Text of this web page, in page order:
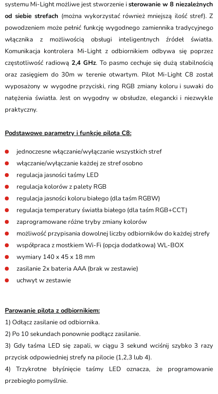
systemu Mi-Light możliwe jest stworzenie isterowanie w 8 niezależnych
od siebie strefach (można wykorzystać również mniejszą ilość stref). Z
powodzeniem może pełnić funkcję wygodnego zamiennika tradycyjnego
włącznika z możliwością obsługi inteligentnych źródeł światła.
Komunikacja kontrolera Mi-Light z odbiornikiem odbywa się poprzez
częstotliwość radiową 2,4 GHz. To pasmo cechuje się dużą stabilnością
oraz zasięgiem do 30m w terenie otwartym. Pilot Mi-Light C8 został
wyposażony w wygodne przyciski, ring RGB zmiany koloru i suwaki do
natężenia światła. Jest on wygodny w obsłudze, elegancki i niezwykle
praktyczny.
Podstawowe parametry i funkcje pilota C8:
jednoczesne włączanie/wyłączanie wszystkich stref
włączanie/wyłączanie każdej ze stref osobno
regulacja jasności taśmy LED
regulacja kolorów z palety RGB
regulacja jasności koloru białego (dla taśm RGBW)
regulacja temperatury światła białego (dla taśm RGB+CCT)
zaprogramowane różne tryby zmiany kolorów
możliwość przypisania dowolnej liczby odbiorników do każdej strefy
współpraca z mostkiem Wi-Fi (opcja dodatkowa) WL-BOX
wymiary 140 x 45 x 18 mm
zasilanie 2x bateria AAA (brak w zestawie)
uchwyt w zestawie
Parowanie pilota z odbiornikiem:
1) Odłącz zasilanie od odbiornika​.
2) Po 10 sekundach ponownie podłącz zasilanie.
3) Gdy taśma LED się zapali, w ciągu 3 sekund wciśnij szybko 3 razy
przycisk odpowiedniej strefy na pilocie (1,2,3 lub 4).
4) Trzykrotne błyśnięcie taśmy LED oznacza, że programowanie
przebiegło pomyślnie.